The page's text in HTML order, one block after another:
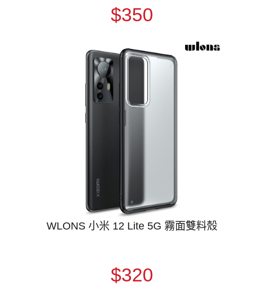
$350
WLONS 小米 12 Lite 5G 霧面雙料殼
$320